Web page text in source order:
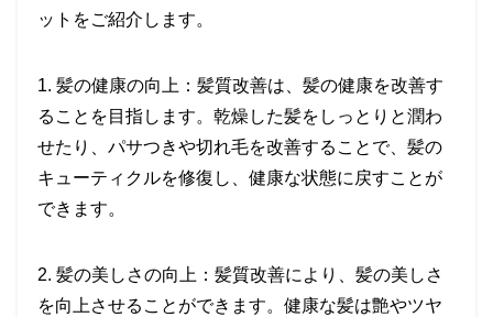
ットをご紹介します。
1. 髪の健康の向上：髪質改善は、髪の健康を改善す
ることを目指します。乾燥した髪をしっとりと潤わ
せたり、パサつきや切れ毛を改善することで、髪の
キューティクルを修復し、健康な状態に戻すことが
できます。
2. 髪の美しさの向上：髪質改善により、髪の美しさ
を向上させることができます。健康な髪は艶やツヤ